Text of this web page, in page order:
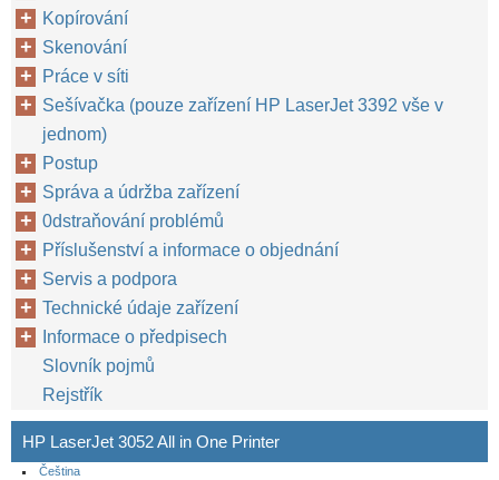
Kopírování
Skenování
Práce v síti
Sešívačka (pouze zařízení HP LaserJet 3392 vše v
jednom)
Postup
Správa a údržba zařízení
0dstraňování problémů
Příslušenství a informace o objednání
Servis a podpora
Technické údaje zařízení
Informace o předpisech
Slovník pojmů
Rejstřík
HP LaserJet 3052 All in One Printer
Čeština